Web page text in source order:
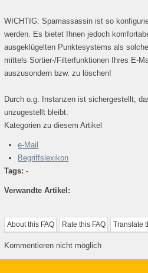
WICHTIG: Spamassassin ist so
werden. Es bietet Ihnen jedoch
ausgeklügelten Punktesystems als
mittels Sortier-/Filterfunktionen Ihres E-
auszusondern bzw. zu löschen!
Durch o.g. Instanzen ist sichergestellt,
unzugestellt bleibt.
Kategorien zu diesem Artikel
e-Mail
Begriffslexikon
Tags: -
Verwandte Artikel:
About this FAQ Rate this FAQ Translate
Kommentieren nicht möglich